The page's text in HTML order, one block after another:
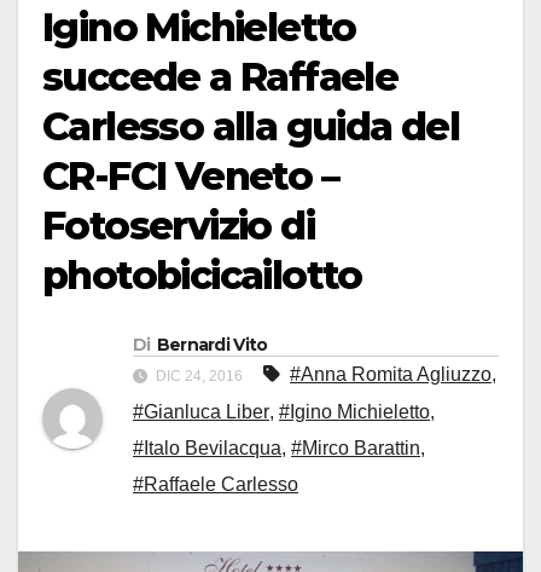
Igino Michieletto
succede a Raffaele
Carlesso alla guida del
CR-FCI Veneto –
Fotoservizio di
photobicicailotto
Di Bernardi Vito
DIC 24, 2016 #Anna Romita Agliuzzo,
#Gianluca Liber, #Igino Michieletto,
#Italo Bevilacqua, #Mirco Barattin,
#Raffaele Carlesso